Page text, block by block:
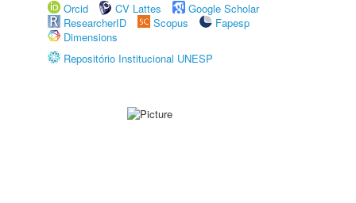
Orcid
CV Lattes
Google Scholar
ResearcherID
Scopus
Fapesp
Dimensions
Repositório Institucional UNESP